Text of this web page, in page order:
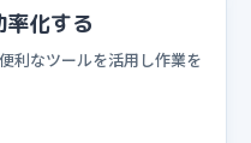
化する
利なツールを活用し作業を